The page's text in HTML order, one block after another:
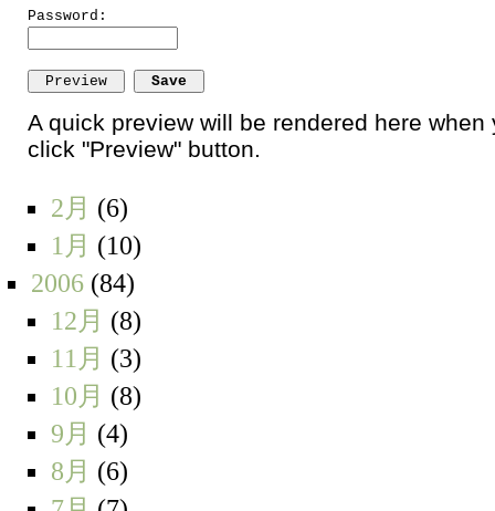
Password:
A quick preview will be rendered here when
click "Preview" button.
2月 (6)
1月 (10)
2006 (84)
12月 (8)
11月 (3)
10月 (8)
9月 (4)
8月 (6)